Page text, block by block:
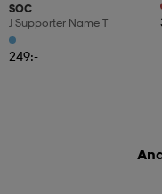
SOC
J Supporter Name T
249:-